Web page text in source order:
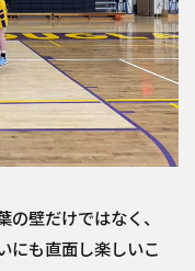
の壁だけではなく、
にも直面し楽しいこ